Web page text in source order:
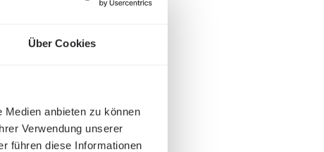
Über Cookies
anbieten zu können
Verwendung unserer
führen diese Informationen